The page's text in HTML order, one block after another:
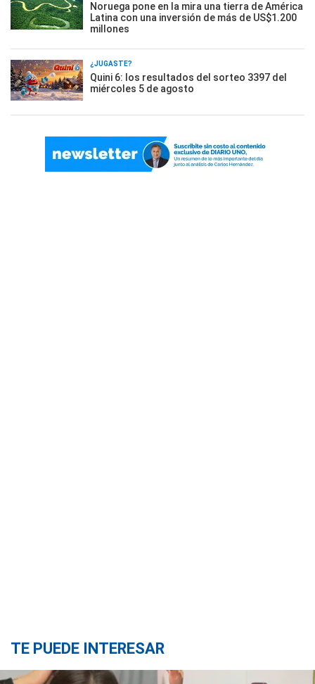
Noruega pone en la mira una tierra de América
Latina con una inversión de más de US$1.200
millones
¿JUGASTE?
Quini 6: los resultados del sorteo 3397 del
miércoles 5 de agosto
TE PUEDE INTERESAR